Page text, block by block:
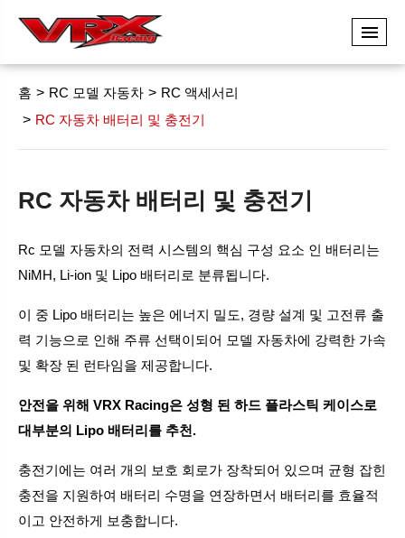
홈 RC 모델 자동차
RC 액세서리
RC 자동차 배터리 및 충전기
RC 자동차 배터리 및 충전기
Rc 모델 자동차의 전력 시스템의 핵심 구성 요소 인 배터리는
NiMH, Li-ion 및 Lipo 배터리로 분류됩니다.
이 중 Lipo 배터리는 높은 에너지 밀도, 경량 설계 및 고전류 출
력 기능으로 인해 주류 선택이되어 모델 자동차에 강력한 가속
및 확장 된 런타임을 제공합니다.
안전을 위해 VRX Racing은 성형 된 하드 플라스틱 케이스로
대부분의 Lipo 배터리를 추천.
충전기에는 여러 개의 보호 회로가 장착되어 있으며 균형 잡힌
충전을 지원하여 배터리 수명을 연장하면서 배터리를 효율적
이고 안전하게 보충합니다.